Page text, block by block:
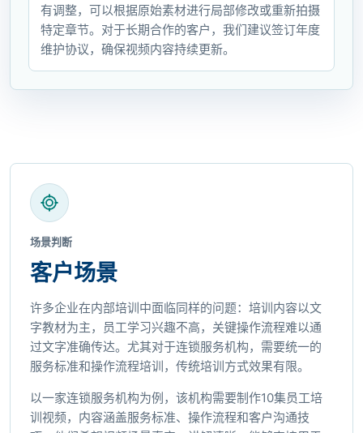
有调整，可以根据原始素材进行局部修改或重新拍摄
特定章节。对于长期合作的客户，我们建议签订年度
维护协议，确保视频内容持续更新。
场景判断
客户场景
许多企业在内部培训中面临同样的问题：培训内容以文
字教材为主，员工学习兴趣不高，关键操作流程难以通
过文字准确传达。尤其对于连锁服务机构，需要统一的
服务标准和操作流程培训，传统培训方式效果有限。
以一家连锁服务机构为例，该机构需要制作10集员工培
训视频，内容涵盖服务标准、操作流程和客户沟通技